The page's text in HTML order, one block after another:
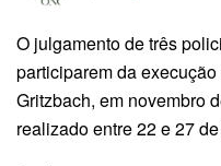
O julgamento de três
participarem da
Gritzbach, em novembro
realizado entre 22 e 27